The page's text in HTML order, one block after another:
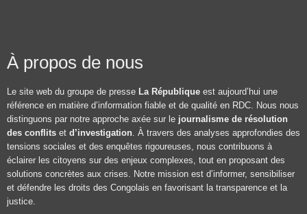
À propos de nous
Le site web du groupe de presse La République est aujourd’hui une
référence en matière d’information fiable et de qualité en RDC. Nous nous
distinguons par notre approche axée sur le journalisme de résolution
des conflits et d’investigation . À travers des analyses approfondies des
tensions sociales et des enquêtes rigoureuses, nous contribuons à
éclairer les citoyens sur des enjeux complexes, tout en proposant des
solutions concrètes aux crises. Notre mission est d’informer, sensibiliser
et défendre les droits des Congolais en favorisant la transparence et la
justice.